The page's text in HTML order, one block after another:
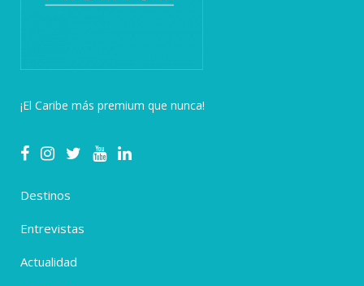
¡El Caribe más premium que nunca!
Destinos
Entrevistas
Actualidad